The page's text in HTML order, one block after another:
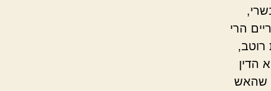
הרי
רוטב,
הדין
שהאש